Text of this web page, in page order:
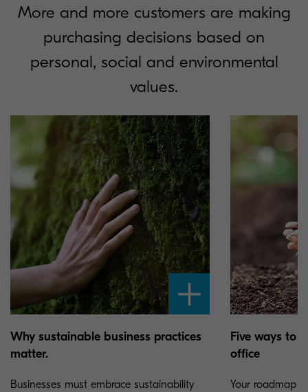
More and more customers are making
purchasing decisions based on
personal, social and environmental
values.
Why sustainable business practices
matter.
Businesses must embrace sustainability
Five ways to
office
Your roadmap